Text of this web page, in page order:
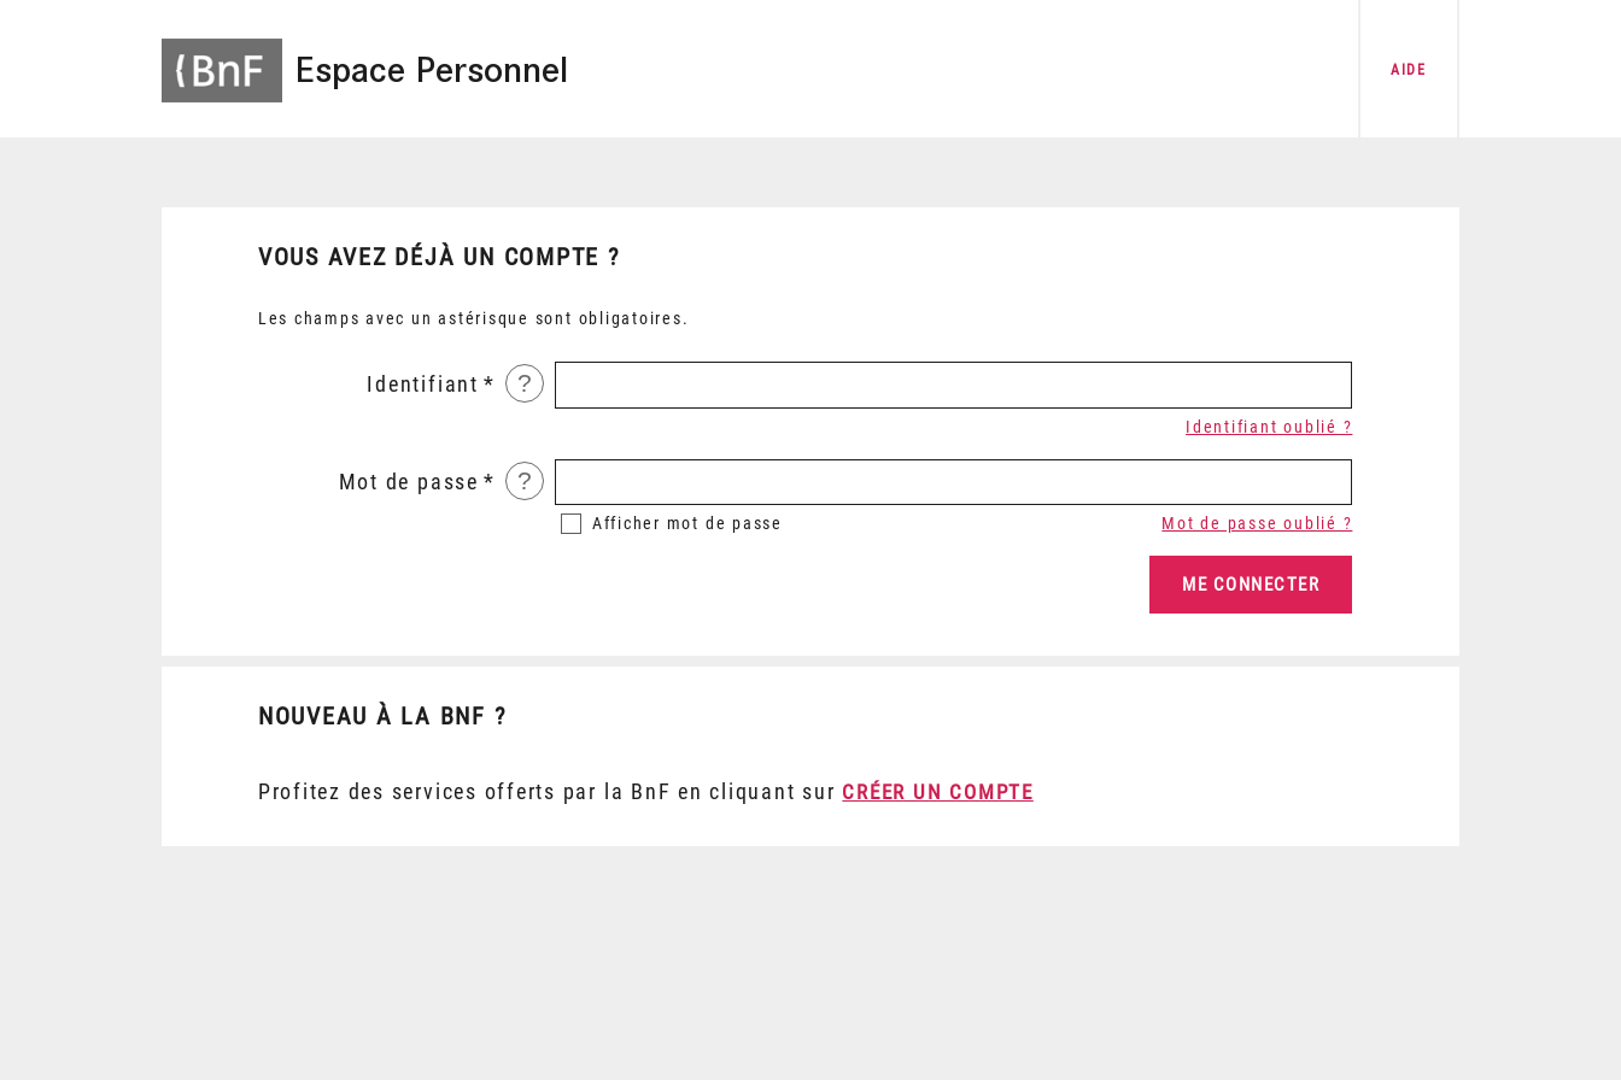
Espace Personnel AIDE
VOUS AVEZ DÉJÀ UN COMPTE ?
Les champs avec un astérisque sont obligatoires.
Identifiant ?
Identifiant oublié ?
Mot de passe ?
Afficher mot de passe Mot de passe oublié ?
NOUVEAU À LA BNF ?
Profitez des services offerts par la BnF en cliquant sur CRÉER UN COMPTE